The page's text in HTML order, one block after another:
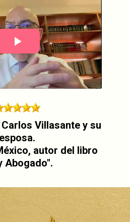
Villasante y su
esposa.
autor del libro
Abogado".